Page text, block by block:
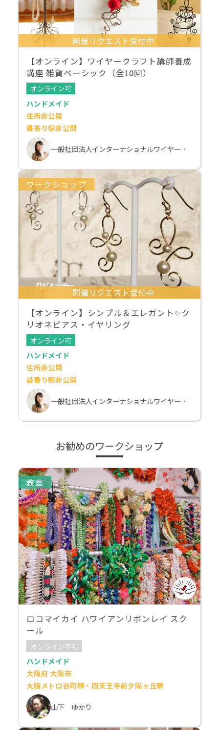
開催リクエスト受付中
【オンライン】ワイヤークラフト講師養成
講座 雑貨ベーシック（全10回）
オンライン可
ハンドメイド
住所非公開
最寄り駅非公開
一般社団法人インターナショナルワイヤークラフト協会（IWA-wire） 本部校
ワークショップ
開催リクエスト受付中
【オンライン】シンプル＆エレガント✨ク
リオネピアス・イヤリング
オンライン可
ハンドメイド
住所非公開
最寄り駅非公開
一般社団法人インターナショナルワイヤークラフト協会（IWA-wire） 本部校
お勧めのワークショップ
教室
ロコマイカイ ハワイアンリボンレイ スク
ール
オンライン不可
ハンドメイド
大阪府 大阪市
大阪メトロ谷町線・四天王寺前夕陽ヶ丘駅
山下 ゆかり